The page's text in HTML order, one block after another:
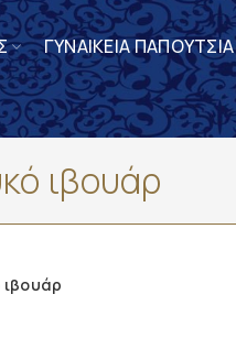
ΓΥΝΑΙΚΕΙΑ ΠΑΠΟΥΤΣΙΑ
ιβουάρ